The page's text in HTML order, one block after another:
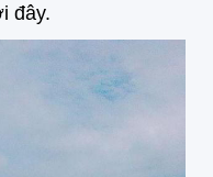
đây.